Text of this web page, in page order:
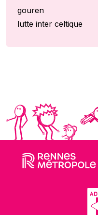
gouren
lutte inter celtique